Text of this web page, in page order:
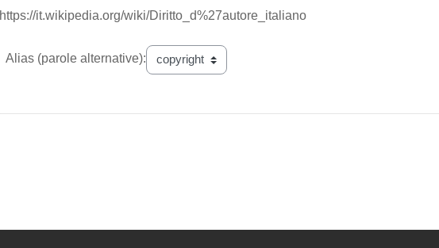
https://it.wikipedia.org/wiki/Diritto_d%27autore_italiano
Alias (parole alternative):